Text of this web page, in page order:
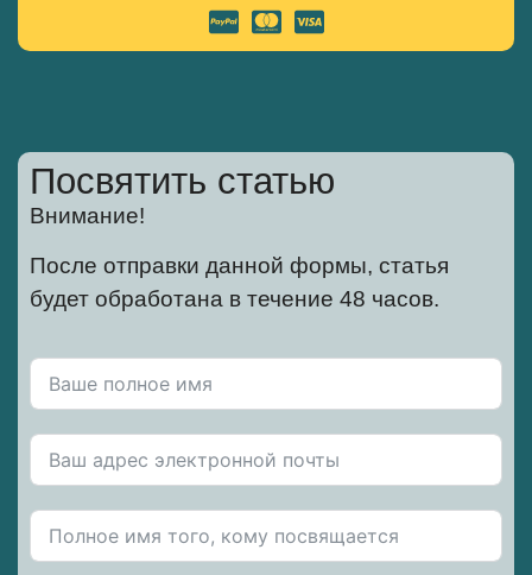
Посвятить статью
Внимание!
После отправки данной формы, статья
будет обработана в течение 48 часов.